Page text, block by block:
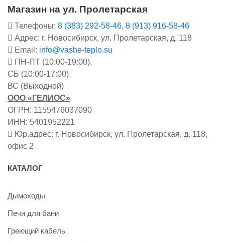
Магазин на ул. Пролетарская
Телефоны: 8 (383) 292-58-46, 8 (913) 916-58-46
Адрес: г. Новосибирск, ул. Пролетарская, д. 118
Email: info@vashe-teplo.su
ПН-ПТ (10:00-19:00),
СБ (10:00-17:00),
ВС (Выходной)
ООО «ГЕЛИОС»
ОГРН: 1155476037090
ИНН: 5401952221
Юр.адрес: г. Новосибирск, ул. Пролетарская, д. 118,
офис 2
КАТАЛОГ
Дымоходы
Печи для бани
Греющий кабель